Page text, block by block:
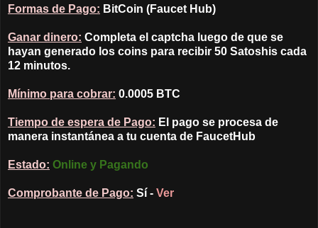
Formas de Pago: BitCoin (Faucet Hub)
Ganar dinero: Completa el captcha luego de que se
hayan generado los coins para recibir 50 Satoshis cada
12 minutos.
Mínimo para cobrar: 0.0005 BTC
Tiempo de espera de Pago: El pago se procesa de
manera instantánea a tu cuenta de FaucetHub
Estado: Online y Pagando
Comprobante de Pago: Sí - Ver